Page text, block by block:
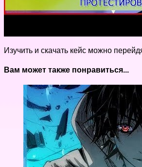
Изучить и скачать кейс можно
Вам может также понравиться...